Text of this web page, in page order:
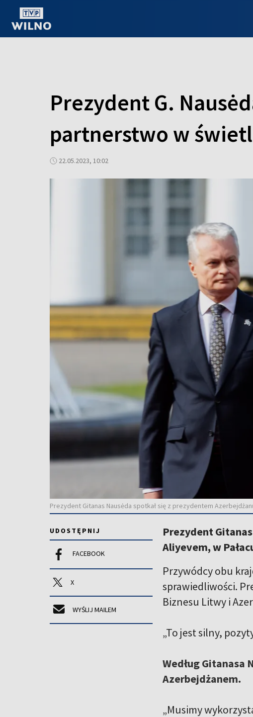
Prezydent G.
partnerstwo w
22.05.2023, 10:02
Prezydent Gitanas Nausėda spotkał się z prezydentem
UDOSTĘPNIJ
FACEBOOK
X
WYŚLIJ MAILEM
Prezydent
Aliyevem, w
Przywódcy obu
sprawiedliwości.
Biznesu Litwy i
„To jest silny,
Według Gitanasa
Azerbejdżanem.
„Musimy